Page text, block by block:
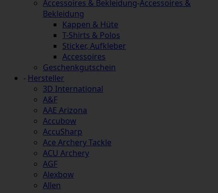
Accessoires & Bekleidung-Accessoires &
Bekleidung
Kappen & Hüte
T-Shirts & Polos
Sticker, Aufkleber
Accessoires
Geschenkgutschein
- Hersteller
3D International
A&F
AAE Arizona
Accubow
AccuSharp
Ace Archery Tackle
ACU Archery
AGF
Alexbow
Allen